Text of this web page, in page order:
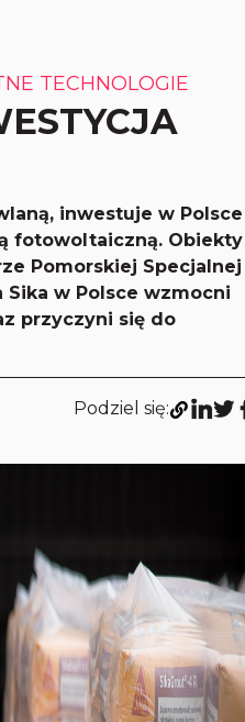
TECHNOLOGIE
inwestuje w Polsce
fotowoltaiczną. Obiekty
Pomorskiej Specjalnej
w Polsce wzmocni
przyczyni się do
Podziel się: